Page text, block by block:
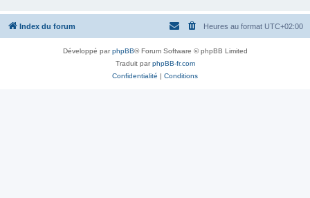
Index du forum Heures au format UTC+02:00
Développé parphpBB® Forum Software © phpBB Limited
Traduit parphpBB-fr.com
Confidentialité | Conditions